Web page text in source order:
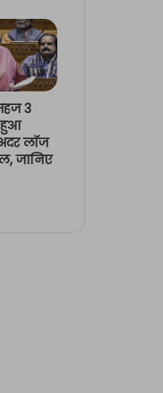
3
हुआ
लॉज
जानिए